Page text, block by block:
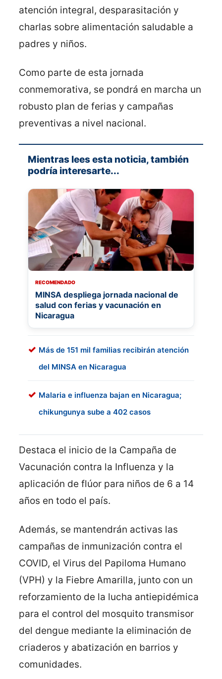
atención integral, desparasitación y
charlas sobre alimentación saludable a
padres y niños.
Como parte de esta jornada
conmemorativa, se pondrá en marcha un
robusto plan de ferias y campañas
preventivas a nivel nacional.
Mientras lees esta noticia, también
podría interesarte...
RECOMENDADO
MINSA despliega jornada nacional de
salud con ferias y vacunación en
Nicaragua
Más de 151 mil familias recibirán atención
del MINSA en Nicaragua
Malaria e influenza bajan en Nicaragua;
chikungunya sube a 402 casos
Destaca el inicio de la Campaña de
Vacunación contra la Influenza y la
aplicación de flúor para niños de 6 a 14
años en todo el país.
Además, se mantendrán activas las
campañas de inmunización contra el
COVID, el Virus del Papiloma Humano
(VPH) y la Fiebre Amarilla, junto con un
reforzamiento de la lucha antiepidémica
para el control del mosquito transmisor
del dengue mediante la eliminación de
criaderos y abatización en barrios y
comunidades.